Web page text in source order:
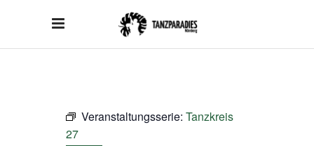
Veranstaltungsserie: Tanzkreis
27